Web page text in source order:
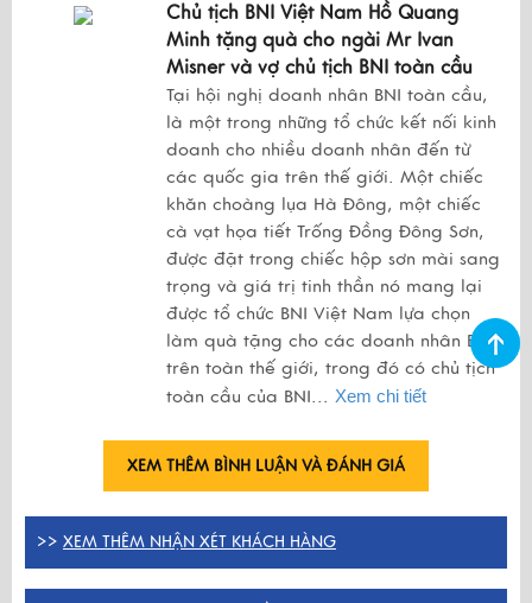
Chủ tịch BNI Việt Nam Hồ Quang
Minh tặng quà cho ngài Mr Ivan
Misner và vợ chủ tịch BNI toàn cầu
Tại hội nghị doanh nhân BNI toàn cầu,
là một trong những tổ chức kết nối kinh
doanh cho nhiều doanh nhân đến từ
các quốc gia trên thế giới. Một chiếc
khăn choàng lụa Hà Đông, một chiếc
cà vạt họa tiết Trống Đồng Đông Sơn,
được đặt trong chiếc hộp sơn mài sang
trọng và giá trị tinh thần nó mang lại
được tổ chức BNI Việt Nam lựa chọn
làm quà tặng cho các doanh nhân BNI
trên toàn thế giới, trong đó có chủ tịch
toàn cầu của BNI... Xem chi tiết
XEM THÊM BÌNH LUẬN VÀ ĐÁNH GIÁ
>> XEM THÊM NHẬN XÉT KHÁCH HÀNG